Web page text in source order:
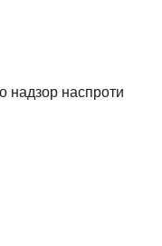
надзор наспроти